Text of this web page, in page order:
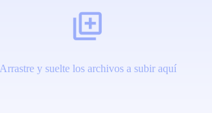
Arrastre y suelte los archivos a subir aquí